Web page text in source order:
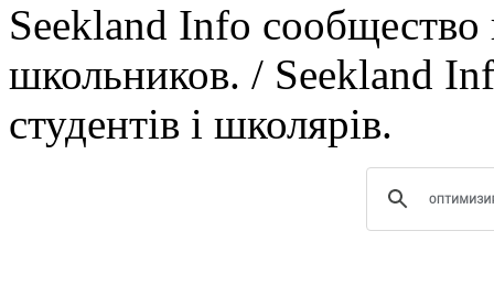
Seekland Info
школьников. / Seekland
студентів і школярів.